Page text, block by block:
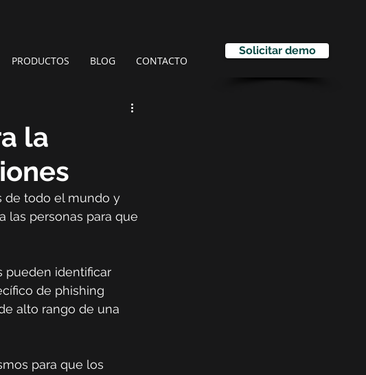
PRODUCTOS BLOG CONTACTO
Solicitar demo
la
de todo el mundo y
las personas para que
pueden identificar
de phishing
alto rango de una
para que los